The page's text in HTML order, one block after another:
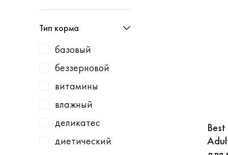
Milbemax
Monge
N1
Neoterica
Organic Choice
Orijen
картофель
говядина /
клюква
курица
говядина /
малина
говядина /
Тип корма
базовый
беззерновой
витамины
влажный
деликатес
диетический